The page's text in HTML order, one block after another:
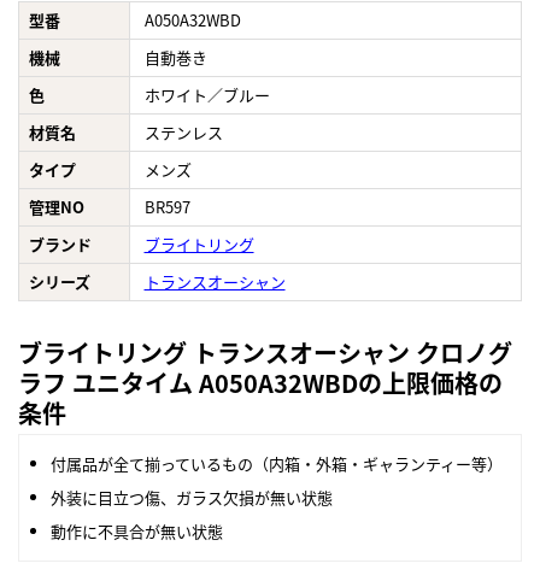
型番
A050A32WBD
機械
自動巻き
色
ホワイト／ブルー
材質名
ステンレス
タイプ
メンズ
管理NO
BR597
ブランド
ブライトリング
シリーズ
トランスオーシャン
ブライトリング トランスオーシャン クロノグ
ラフ ユニタイム A050A32WBDの上限価格の
条件
付属品が全て揃っているもの（内箱・外箱・ギャランティー等）
外装に目立つ傷、ガラス欠損が無い状態
動作に不具合が無い状態